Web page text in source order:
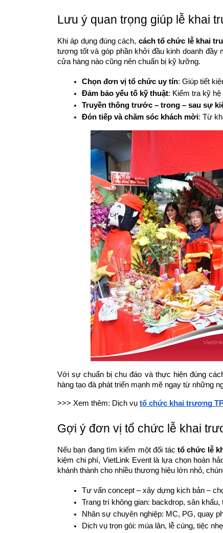
Lưu ý quan trọng giúp lễ khai
Khi áp dụng đúng cách, cách tổ chức lễ khai
tượng tốt và góp phần khởi đầu kinh doanh
cửa hàng nào cũng nên chuẩn bị kỹ lưỡng.
Chọn đơn vị tổ chức uy tín: Giúp tiết
Đảm bảo yếu tố kỹ thuật: Kiểm tra kỹ hệ
Truyền thông trước – trong – sau sự
Đón tiếp và chăm sóc khách mời: Từ
Với sự chuẩn bị chu đáo và thực hiện đúng
hàng tạo đà phát triển mạnh mẽ ngay từ những
>>> Xem thêm: Dịch vụ tổ chức khai trương
Gợi ý đơn vị tổ chức lễ khai
Nếu bạn đang tìm kiếm một đối tác tổ chức lễ
kiệm chi phí, VietLink Event là lựa chọn hoàn
khánh thành cho nhiều thương hiệu lớn nhỏ,
Tư vấn concept – xây dựng kịch bản –
Trang trí không gian: backdrop, sân
Nhân sự chuyên nghiệp: MC, PG, quay
Dịch vụ trọn gói: múa lân, lễ cúng, tiệc